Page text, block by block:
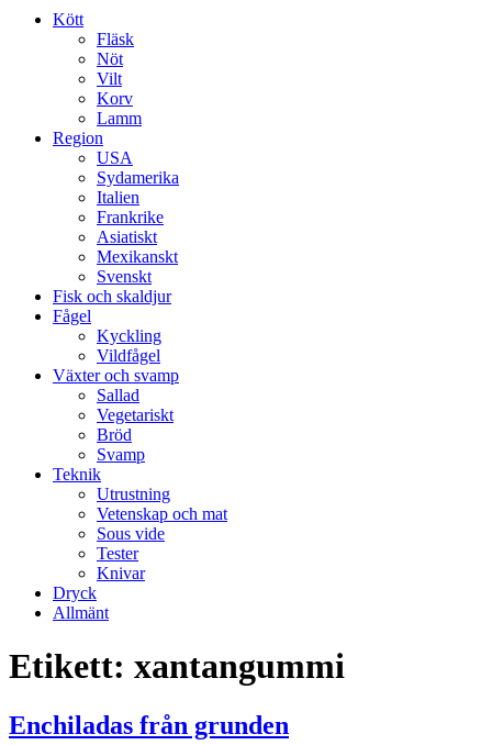
Kött
Fläsk
Nöt
Vilt
Korv
Lamm
Region
USA
Sydamerika
Italien
Frankrike
Asiatiskt
Mexikanskt
Svenskt
Fisk och skaldjur
Fågel
Kyckling
Vildfågel
Växter och svamp
Sallad
Vegetariskt
Bröd
Svamp
Teknik
Utrustning
Vetenskap och mat
Sous vide
Tester
Knivar
Dryck
Allmänt
Etikett: xantangummi
Enchiladas från grunden